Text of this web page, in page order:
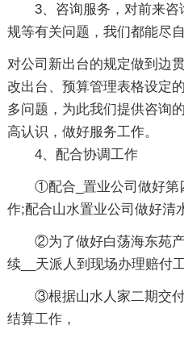
3、咨询服务，对前来
规等有关问题，我们都能尽
对公司新出台的规定做到边
改出台、预算管理表格设定
多问题，为此我们提供咨询
高认识，做好服务工作。
4、配合协调工作
①配合_置业公司做好第
作;配合山水置业公司做好清
②为了做好白荡海东苑
续__天派人到现场办理赔付工
③根据山水人家二期交
结算工作，